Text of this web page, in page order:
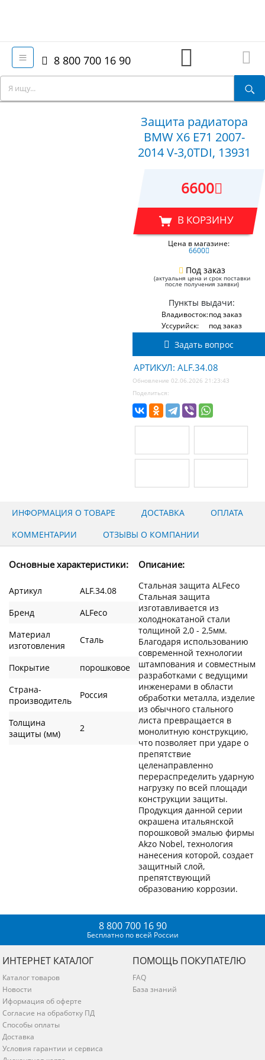
8 800 700 16 90
Защита радиатора
BMW X6 E71 2007-
2014 V-3,0TDI, 13931
6600
В КОРЗИНУ
Цена в магазине:
6600
Под заказ
(актуальня цена и срок поставки
после получения заявки)
Пункты выдачи:
Владивосток:под заказ
Уссурийск:
под заказ
Задать вопрос
АРТИКУЛ: ALF.34.08
Обновление 02.06.2026 21:23:43
Поделиться:
ИНФОРМАЦИЯ О ТОВАРЕ ДОСТАВКА
ОПЛАТА
КОММЕНТАРИИ
ОТЗЫВЫ О КОМПАНИИ
Основные характеристики:
Артикул
ALF.34.08
Бренд
ALFeco
Материал
изготовления
Сталь
Покрытие
порошковое
Страна-
производитель
Россия
Толщина
защиты (мм)
2
Описание:
Стальная защита ALFeco
Стальная защита
изготавливается из
холоднокатаной стали
толщиной 2,0 - 2,5мм.
Благодаря использованию
современной технологии
штампования и совместным
разработками с ведущими
инженерами в области
обработки металла, изделие
из обычного стального
листа превращается в
монолитную конструкцию,
что позволяет при ударе о
препятствие
целенаправленно
перераспределить ударную
нагрузку по всей площади
конструкции защиты.
Продукция данной серии
окрашена итальянской
порошковой эмалью фирмы
Akzo Nobel, технология
нанесения которой, создает
защитный слой,
препятствующий
образованию коррозии.
8 800 700 16 90
Бесплатно по всей России
ИНТЕРНЕТ КАТАЛОГ
Каталог товаров
Новости
Иформация об оферте
Согласие на обработку ПД
Способы оплаты
Доставка
Условия гарантии и сервиса
ПОМОЩЬ ПОКУПАТЕЛЮ
FAQ
База знаний